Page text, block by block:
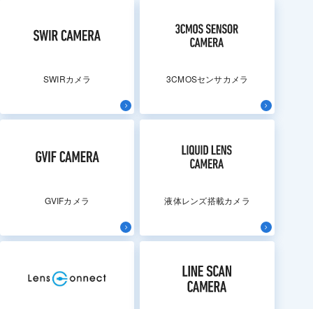
SWIRカメラ 3CMOSセンサカメラ
GVIFカメラ 液体レンズ搭載カメラ